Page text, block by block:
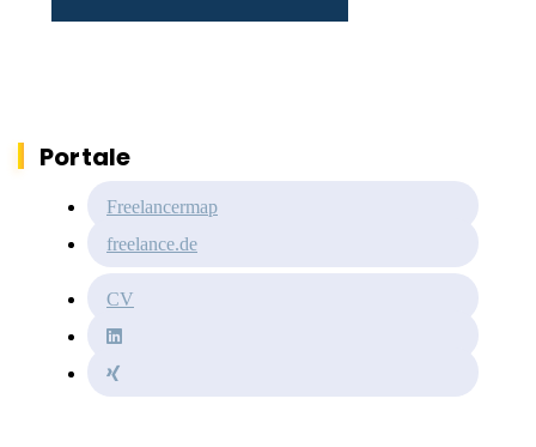
Portale
Freelancermap
freelance.de
CV